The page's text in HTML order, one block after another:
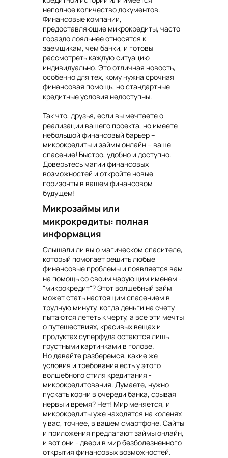
неполное количество документов.
Финансовые компании,
предоставляющие микрокредиты, часто
гораздо лояльнее относятся к
заемщикам, чем банки, и готовы
рассмотреть каждую ситуацию
индивидуально. Это отличная новость,
особенно для тех, кому нужна срочная
финансовая помощь, но стандартные
кредитные условия недоступны.
Так что, друзья, если вы мечтаете о
реализации вашего проекта, но имеете
небольшой финансовый барьер –
микрокредиты и займы онлайн – ваше
спасение! Быстро, удобно и доступно.
Доверьтесь магии финансовых
возможностей и откройте новые
горизонты в вашем финансовом
будущем!
Микрозаймы или
микрокредиты: полная
информация
Слышали ли вы о магическом спасителе,
который помогает решить любые
финансовые проблемы и появляется вам
на помощь со своим чарующим именем -
"микрокредит"? Этот волшебный займ
может стать настоящим спасением в
трудную минуту, когда деньги на счету
пытаются лететь к черту, а все эти мечты
о путешествиях, красивых вещах и
продуктах суперфуда остаются лишь
грустными картинками в голове.
Но давайте разберемся, какие же
условия и требования есть у этого
волшебного стиля кредитания -
микрокредитования. Думаете, нужно
пускать корни в очереди банка, срывая
нервы и время? Нет! Мир меняется, и
микрокредиты уже находятся на коленях
у вас, точнее, в вашем смартфоне. Сайты
и приложения предлагают займы онлайн,
и вот они - двери в мир безболезненного
открытия финансовых возможностей.